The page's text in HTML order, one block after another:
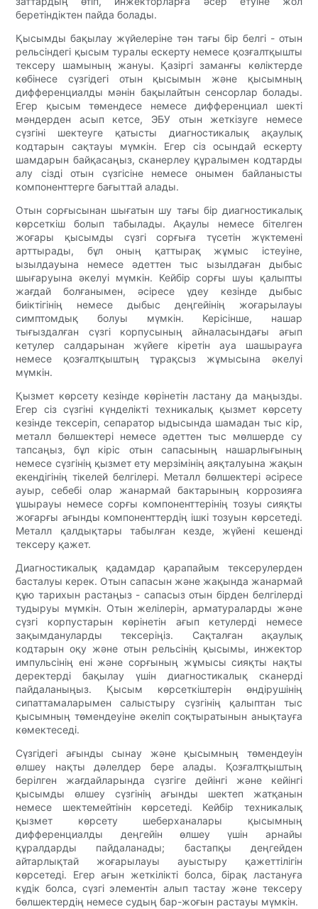
беретіндіктен пайда болады.
Қысымды бақылау жүйелеріне тән тағы бір белгі - отын
рельсіндегі қысым туралы ескерту немесе қозғалтқышты
тексеру шамының жануы. Қазіргі заманғы көліктерде
көбінесе сүзгідегі отын қысымын және қысымның
дифференциалды мәнін бақылайтын сенсорлар болады.
Егер қысым төмендесе немесе дифференциал шекті
мәндерден асып кетсе, ЭБУ отын жеткізуге немесе
сүзгіні шектеуге қатысты диагностикалық ақаулық
кодтарын сақтауы мүмкін. Егер сіз осындай ескерту
шамдарын байқасаңыз, сканерлеу құралымен кодтарды
алу сізді отын сүзгісіне немесе онымен байланысты
компоненттерге бағыттай алады.
Отын сорғысынан шығатын шу тағы бір диагностикалық
көрсеткіш болып табылады. Ақаулы немесе бітелген
жоғары қысымды сүзгі сорғыға түсетін жүктемені
арттырады, бұл оның қаттырақ жұмыс істеуіне,
ызылдауына немесе әдеттен тыс ызылдаған дыбыс
шығаруына әкелуі мүмкін. Кейбір сорғы шуы қалыпты
жағдай болғанымен, әсіресе үдеу кезінде дыбыс
биіктігінің немесе дыбыс деңгейінің жоғарылауы
симптомдық болуы мүмкін. Керісінше, нашар
тығыздалған сүзгі корпусының айналасындағы ағып
кетулер салдарынан жүйеге кіретін ауа шашырауға
немесе қозғалтқыштың тұрақсыз жұмысына әкелуі
мүмкін.
Қызмет көрсету кезінде көрінетін ластану да маңызды.
Егер сіз сүзгіні күнделікті техникалық қызмет көрсету
кезінде тексеріп, сепаратор ыдысында шамадан тыс кір,
металл бөлшектері немесе әдеттен тыс мөлшерде су
тапсаңыз, бұл кіріс отын сапасының нашарлығының
немесе сүзгінің қызмет ету мерзімінің аяқталуына жақын
екендігінің тікелей белгілері. Металл бөлшектері әсіресе
ауыр, себебі олар жанармай бактарының коррозияға
ұшырауы немесе сорғы компоненттерінің тозуы сияқты
жоғарғы ағынды компоненттердің ішкі тозуын көрсетеді.
Металл қалдықтары табылған кезде, жүйені кешенді
тексеру қажет.
Диагностикалық қадамдар қарапайым тексерулерден
басталуы керек. Отын сапасын және жақында жанармай
құю тарихын растаңыз - сапасыз отын бірден белгілерді
тудыруы мүмкін. Отын желілерін, арматураларды және
сүзгі корпустарын көрінетін ағып кетулерді немесе
зақымдануларды тексеріңіз. Сақталған ақаулық
кодтарын оқу және отын рельсінің қысымы, инжектор
импульсінің ені және сорғының жұмысы сияқты нақты
деректерді бақылау үшін диагностикалық сканерді
пайдаланыңыз. Қысым көрсеткіштерін өндірушінің
сипаттамаларымен салыстыру сүзгінің қалыптан тыс
қысымның төмендеуіне әкеліп соқтыратынын анықтауға
көмектеседі.
Сүзгідегі ағынды сынау және қысымның төмендеуін
өлшеу нақты дәлелдер бере алады. Қозғалтқыштың
берілген жағдайларында сүзгіге дейінгі және кейінгі
қысымды өлшеу сүзгінің ағынды шектеп жатқанын
немесе шектемейтінін көрсетеді. Кейбір техникалық
қызмет көрсету шеберханалары қысымның
дифференциалды деңгейін өлшеу үшін арнайы
құралдарды пайдаланады; бастапқы деңгейден
айтарлықтай жоғарылауы ауыстыру қажеттілігін
көрсетеді. Егер ағын жеткілікті болса, бірақ ластануға
күдік болса, сүзгі элементін алып тастау және тексеру
бөлшектердің немесе судың бар-жоғын растауы мүмкін.